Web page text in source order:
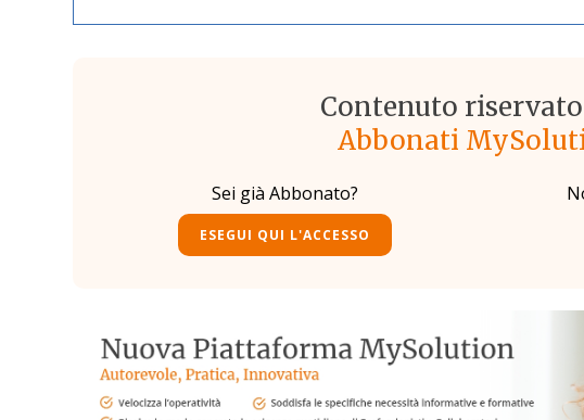
Contenuto
Abbonati
Sei già Abbonato?
ESEGUI QUI L'ACCESSO